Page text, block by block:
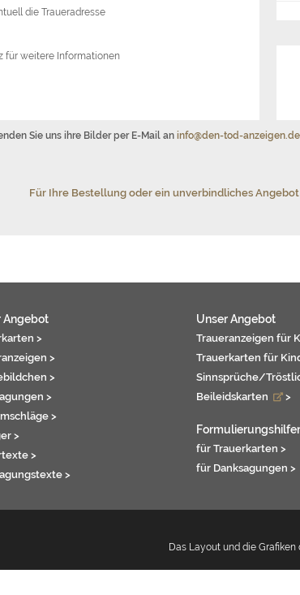
die Traueradresse
für weitere Informationen
Sie uns ihre Bilder per E-Mail an info@den-tod-anzeigen.de
Für Ihre Bestellung oder ein unverbindliches
Angebot
>
>
>
>
>
>
>
>
Unser Angebot
Traueranzeigen für
Trauerkarten für
Sinnsprüche/
Beileidskarten
>
für Trauerkarten >
für Danksagungen >
Das Layout und die